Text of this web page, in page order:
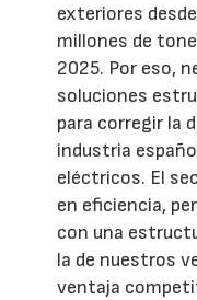
exteriores
millones de
2025. Por eso,
soluciones
para corregir la
industria
eléctricos. El
en eficiencia,
con una
la de nuestros
ventaja